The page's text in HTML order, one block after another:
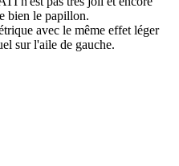
bien le papillon.
avec le même effet léger
sur l'aile de gauche.